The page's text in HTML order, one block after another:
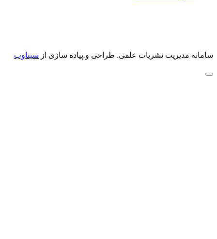
سامانه مدیریت نشریات علمی. طراحی و پیاده سازی از سیناوب